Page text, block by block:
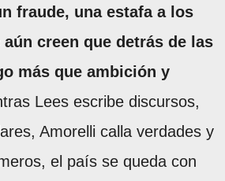
fraude, una estafa a los
creen que detrás de las
más que ambición y
Lees escribe discursos,
Amorelli calla verdades y
el país se queda con